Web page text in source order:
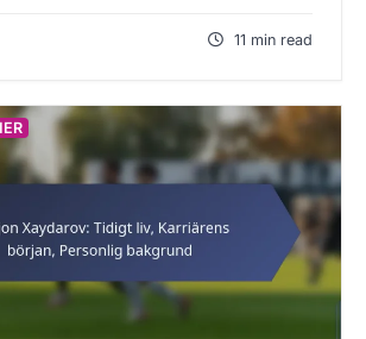
11 min read